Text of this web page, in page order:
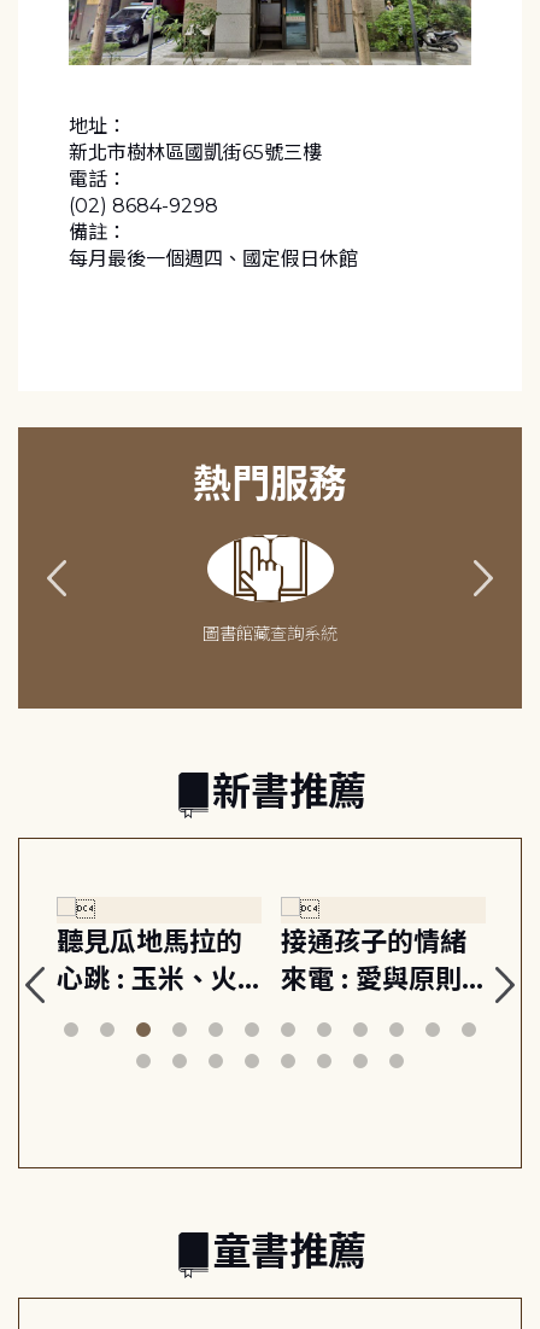
地址：
新北市樹林區國凱街65號三樓
電話：
(02) 8684-9298
備註：
每月最後一個週四、國定假日休館
熱門服務
圖書館藏查詢系統
新書推薦
聽見瓜地馬拉的
心跳 : 玉米、火
山與信仰, 外交官
筆下的現代馬雅
接通孩子的情緒
來電 : 愛與原則,
建立教養的安定
節奏 22個行動練
關
童書推薦